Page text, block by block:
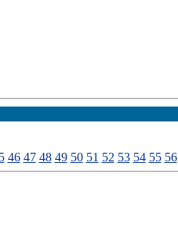
46 47 48 49 50 51 52 53 54 55 56